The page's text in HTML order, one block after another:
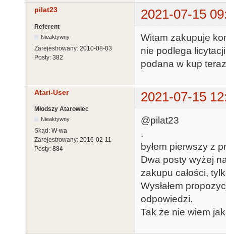
pilat23 2021-07-15
Referent
Nieaktywny
Zarejestrowany: 2010-08-03
Posty: 382
Witam zakupuje
nie podlega
podana w kup
Atari-User 2021-07-15
Młodszy Atarowiec
Nieaktywny
Skąd: W-wa
Zarejestrowany: 2016-02-11
Posty: 884
@pilat23
.
byłem pierwszy z
Dwa posty wyżej
zakupu całości,
Wysłałem
odpowiedzi.
Tak że nie wiem